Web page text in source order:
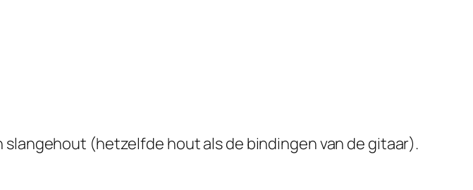
(hetzelfde hout als de bindingen van de gitaar).